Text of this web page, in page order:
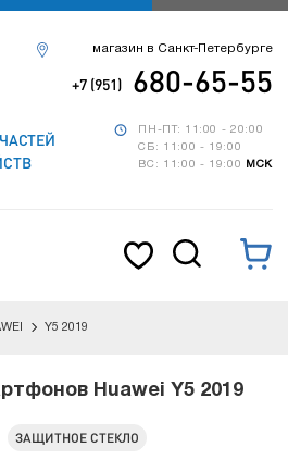
ПН-ПТ: 11:00 - 20:00
СБ: 11:00 - 19:00
ВС: 11:00 - 19:00
МСК
магазин в Санкт-Петербурге
+7 (951) 680-65-55
Y5 2019
Huawei Y5 2019
ЗАЩИТНОЕ СТЕКЛО